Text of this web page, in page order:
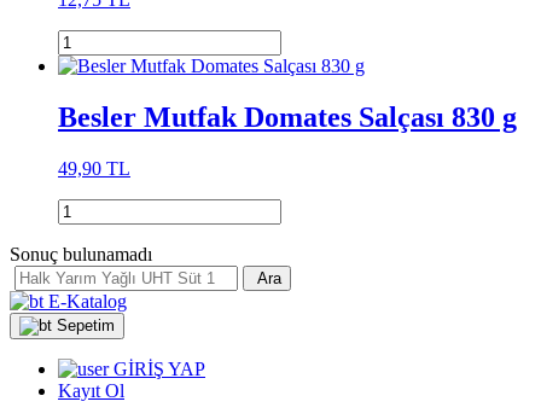
Besler Mutfak Domates Salçası 830 g
49,90 TL
Sonuç bulunamadı
Ara
E-Katalog
Sepetim
GİRİŞ YAP
Kayıt Ol